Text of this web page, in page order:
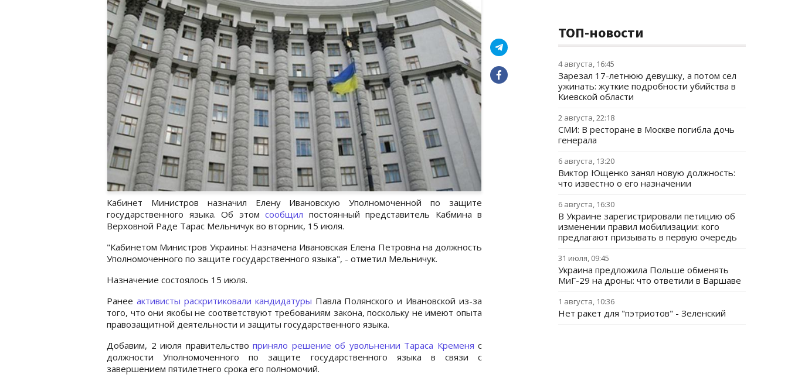
Кабинет Министров назначил Елену Ивановскую Уполномоченной по защите
государственного языка. Об этом сообщил постоянный представитель Кабмина в
Верховной Раде Тарас Мельничук во вторник, 15 июля.
"Кабинетом Министров Украины: Назначена Ивановская Елена Петровна на должность
Уполномоченного по защите государственного языка", - отметил Мельничук.
Назначение состоялось 15 июля.
Ранее активисты раскритиковали кандидатуры Павла Полянского и Ивановской из-за
того, что они якобы не соответствуют требованиям закона, поскольку не имеют опыта
правозащитной деятельности и защиты государственного языка.
Добавим, 2 июля правительство приняло решение об увольнении Тараса Кременя с
должности Уполномоченного по защите государственного языка в связи с
завершением пятилетнего срока его полномочий.
ТОП-новости
4 августа, 16:45
Зарезал 17-летнюю девушку, а потом сел
ужинать: жуткие подробности убийства в
Киевской области
2 августа, 22:18
СМИ: В ресторане в Москве погибла дочь
генерала
6 августа, 13:20
Виктор Ющенко занял новую должность:
что известно о его назначении
6 августа, 16:30
В Украине зарегистрировали петицию об
изменении правил мобилизации: кого
предлагают призывать в первую очередь
31 июля, 09:45
Украина предложила Польше обменять
МиГ-29 на дроны: что ответили в Варшаве
1 августа, 10:36
Нет ракет для "пэтриотов" - Зеленский